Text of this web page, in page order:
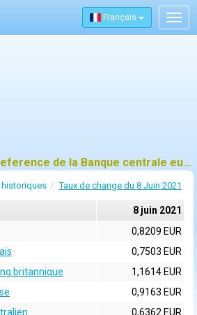
Français
Taux de change de reference de la Banque centrale europeenne (BCE) pour 8 juin 2021
historiques Taux de change du 8 Juin 2021
8 juin 2021
0,8209 EUR
0,7503 EUR
britannique
1,1614 EUR
0,9163 EUR
0,6362 EUR